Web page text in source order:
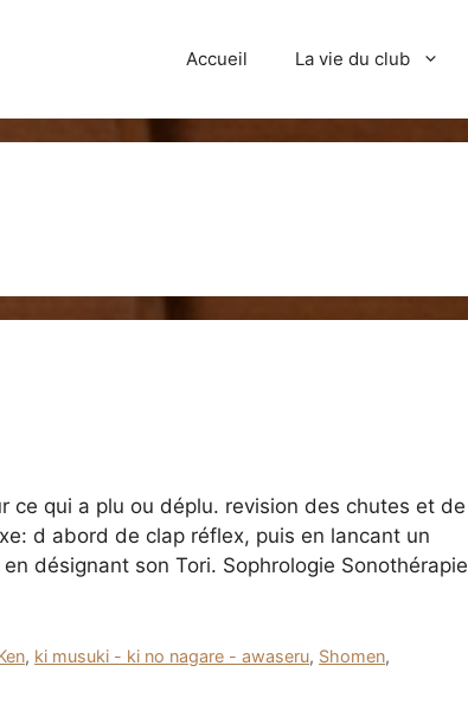
Accueil La vie du club
ce qui a plu ou déplu. revision des chutes et de
d abord de clap réflex, puis en lancant un
désignant son Tori. Sophrologie Sonothérapie
, ki musuki - ki no nagare - awaseru, Shomen,